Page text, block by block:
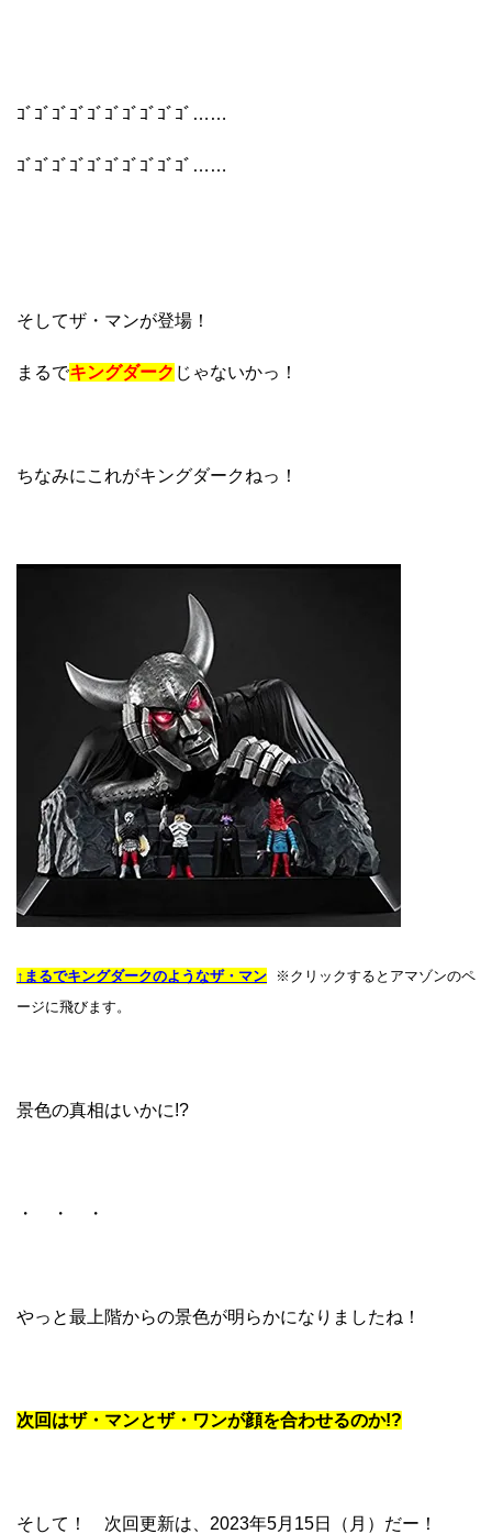
ｺﾞｺﾞｺﾞｺﾞｺﾞｺﾞｺﾞｺﾞｺﾞｺﾞ……
ｺﾞｺﾞｺﾞｺﾞｺﾞｺﾞｺﾞｺﾞｺﾞｺﾞ……
そしてザ・マンが登場！
まるでキングダーク じゃないかっ！
ちなみにこれがキングダークねっ！
↑まるでキングダークのようなザ・マン
※クリックするとアマゾンのペ
ージに飛びます。
景色の真相はいかに!?
・ ・ ・
やっと最上階からの景色が明らかになりましたね！
次回はザ・マンとザ・ワンが顔を合わせるのか!?
そして！ 次回更新は、2023年5月15日（月）だー！